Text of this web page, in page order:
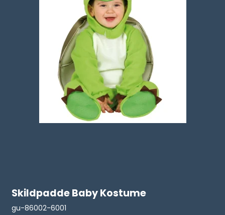
Skildpadde Baby Kostume
gu-86002-6001